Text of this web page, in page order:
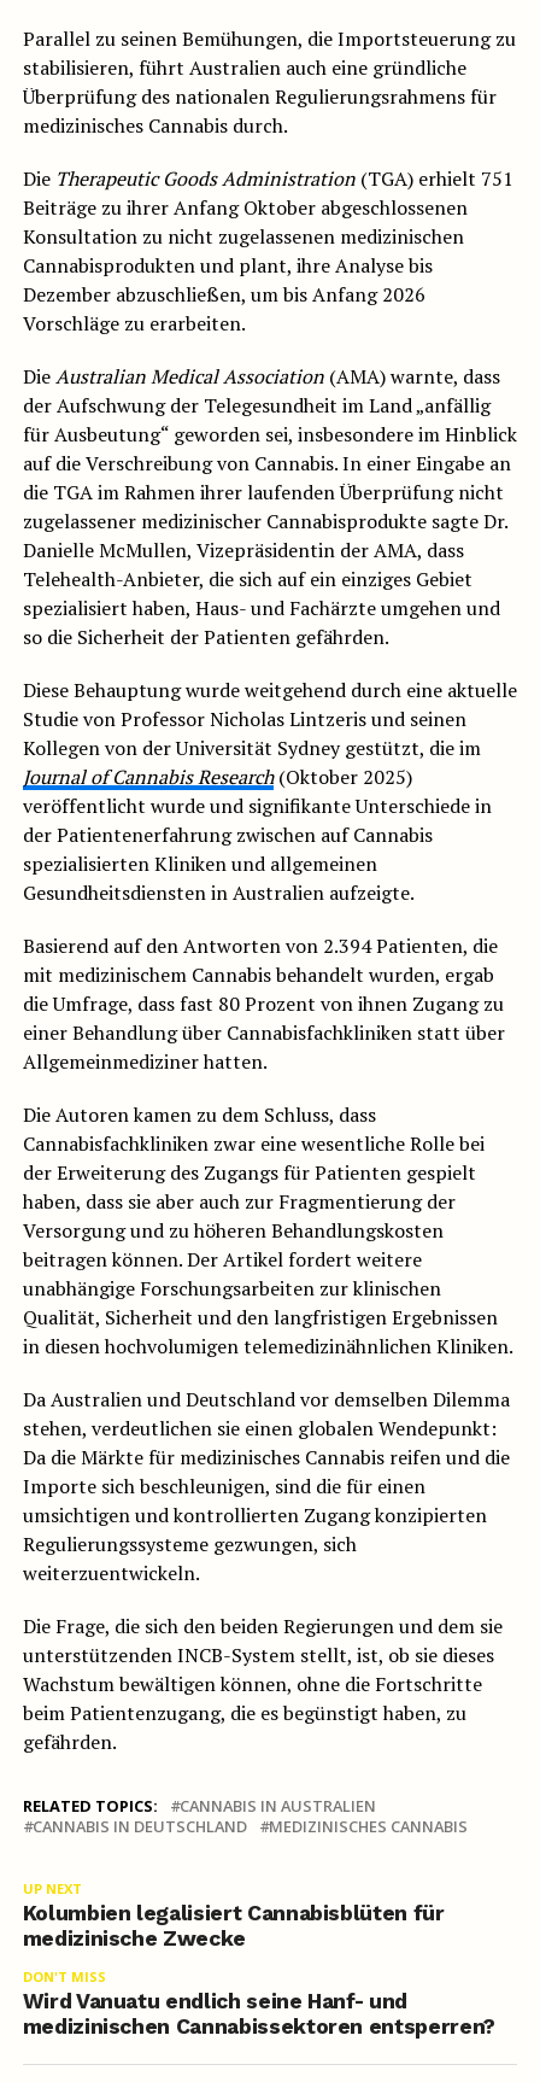
Parallel zu seinen Bemühungen, die Importsteuerung zu
stabilisieren, führt Australien auch eine gründliche
Überprüfung des nationalen Regulierungsrahmens für
medizinisches Cannabis durch.
Die Therapeutic Goods Administration(TGA) erhielt 751
Beiträge zu ihrer Anfang Oktober abgeschlossenen
Konsultation zu nicht zugelassenen medizinischen
Cannabisprodukten und plant, ihre Analyse bis
Dezember abzuschließen, um bis Anfang 2026
Vorschläge zu erarbeiten.
DieAustralian Medical Association(AMA) warnte, dass
der Aufschwung der Telegesundheit im Land „anfällig
für Ausbeutung“ geworden sei, insbesondere im Hinblick
auf die Verschreibung von Cannabis. In einer Eingabe an
die TGA im Rahmen ihrer laufenden Überprüfung nicht
zugelassener medizinischer Cannabisprodukte sagte Dr.
Danielle McMullen, Vizepräsidentin der AMA, dass
Telehealth-Anbieter, die sich auf ein einziges Gebiet
spezialisiert haben, Haus- und Fachärzte umgehen und
so die Sicherheit der Patienten gefährden.
Diese Behauptung wurde weitgehend durch eine aktuelle
Studie von Professor Nicholas Lintzeris und seinen
Kollegen von der Universität Sydney gestützt, die im
Journal of Cannabis Research(Oktober 2025)
veröffentlicht wurde und signifikante Unterschiede in
der Patientenerfahrung zwischen auf Cannabis
spezialisierten Kliniken und allgemeinen
Gesundheitsdiensten in Australien aufzeigte.
Basierend auf den Antworten von 2.394 Patienten, die
mit medizinischem Cannabis behandelt wurden, ergab
die Umfrage, dass fast 80 Prozent von ihnen Zugang zu
einer Behandlung über Cannabisfachkliniken statt über
Allgemeinmediziner hatten.
Die Autoren kamen zu dem Schluss, dass
Cannabisfachkliniken zwar eine wesentliche Rolle bei
der Erweiterung des Zugangs für Patienten gespielt
haben, dass sie aber auch zur Fragmentierung der
Versorgung und zu höheren Behandlungskosten
beitragen können. Der Artikel fordert weitere
unabhängige Forschungsarbeiten zur klinischen
Qualität, Sicherheit und den langfristigen Ergebnissen
in diesen hochvolumigen telemedizinähnlichen Kliniken.
Da Australien und Deutschland vor demselben Dilemma
stehen, verdeutlichen sie einen globalen Wendepunkt:
Da die Märkte für medizinisches Cannabis reifen und die
Importe sich beschleunigen, sind die für einen
umsichtigen und kontrollierten Zugang konzipierten
Regulierungssysteme gezwungen, sich
weiterzuentwickeln.
Die Frage, die sich den beiden Regierungen und dem sie
unterstützenden INCB-System stellt, ist, ob sie dieses
Wachstum bewältigen können, ohne die Fortschritte
beim Patientenzugang, die es begünstigt haben, zu
gefährden.
RELATED TOPICS:
CANNABIS IN AUSTRALIEN
CANNABIS IN DEUTSCHLAND
MEDIZINISCHES CANNABIS
UP NEXT
Kolumbien legalisiert Cannabisblüten für
medizinische Zwecke
DON'T MISS
Wird Vanuatu endlich seine Hanf- und
medizinischen Cannabissektoren entsperren?